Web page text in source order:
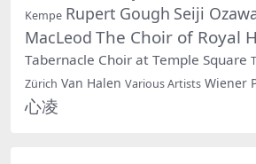
Kempe Rupert Gough Seiji
MacLeod The Choir of Royal
Tabernacle Choir at Temple Square
Zürich Van Halen Various Artists Wiener
心凌